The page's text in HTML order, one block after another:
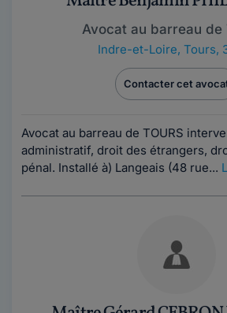
Avocat au barreau de
Indre-et-Loire, Tours,
Contacter cet
Avocat au barreau de TOURS
administratif, droit des étrangers,
pénal. Installé à) Langeais (48 rue...